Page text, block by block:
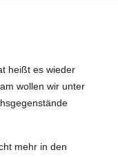
heißt es wieder
wollen wir unter
mehr in den